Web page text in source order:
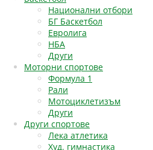
Национални отбори
БГ Баскетбол
Евролига
НБА
Други
Моторни спортове
Формула 1
Рали
Мотоциклетизъм
Други
Други спортове
Лека атлетика
Худ. гимнастика